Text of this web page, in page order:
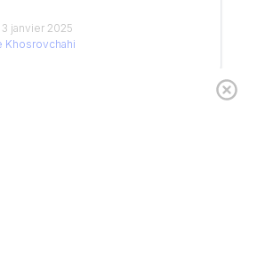
janvier 2025
Khosrovchahi